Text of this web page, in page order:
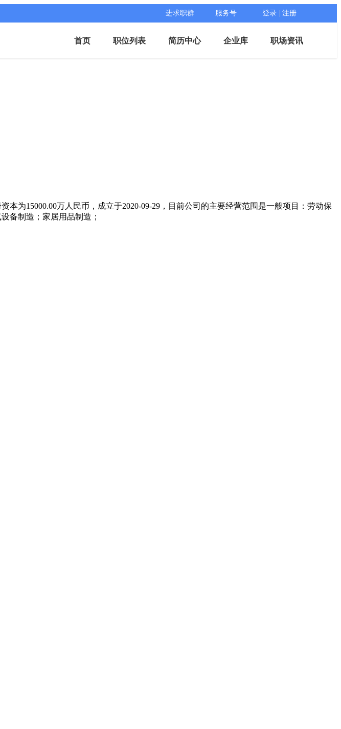
进求职群 服务号 登录 注册
首页 职位列表 简历中心 企业库 职场资讯
为15000.00万人民币，成立于2020-09-29，目前公司的主要经营范围是一般项目：劳动保
备制造；家居用品制造；